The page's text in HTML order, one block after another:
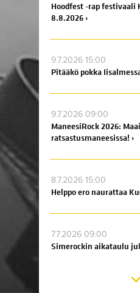
Hoodfest -rap festivaali
8.8.2026 ›
9.7.2026 15:00
Pitääkö pokka
9.7.2026 09:00
ManeesiRock 2026:
ratsastusmaneesissa! ›
8.7.2026 15:00
Helppo ero naurattaa
7.7.2026 09:00
Simerockin aikataulu